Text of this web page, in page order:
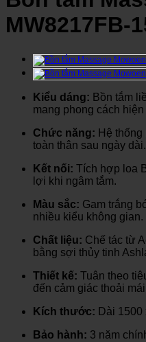
MW8217FB-
Kiểu dáng: Bồn tắm
mang phong cách
Chức năng: Hệ
toàn thân sau ngày dài.
Kết nối: Tích hợp loa
lợi khi ngâm tắm.
Màu sắc: Gam trắng
nhiều kiểu không gian.
Chất liệu: Chế tác từ
bằng sợi thủy tinh
Thiết kế: Tuân theo
đến cảm giác thoải
Kích thước: Dài 1500
Bảo hành: 3 năm